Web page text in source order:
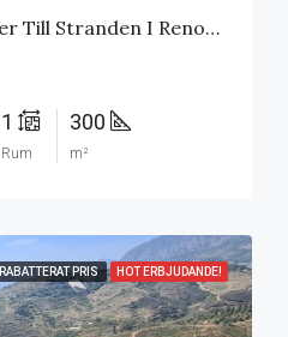
Villa Endast 500 Meter Till Stranden I Renoverings Behov
1
Rum
300
m²
RABATTERAT PRIS HOT ERBJUDANDE!